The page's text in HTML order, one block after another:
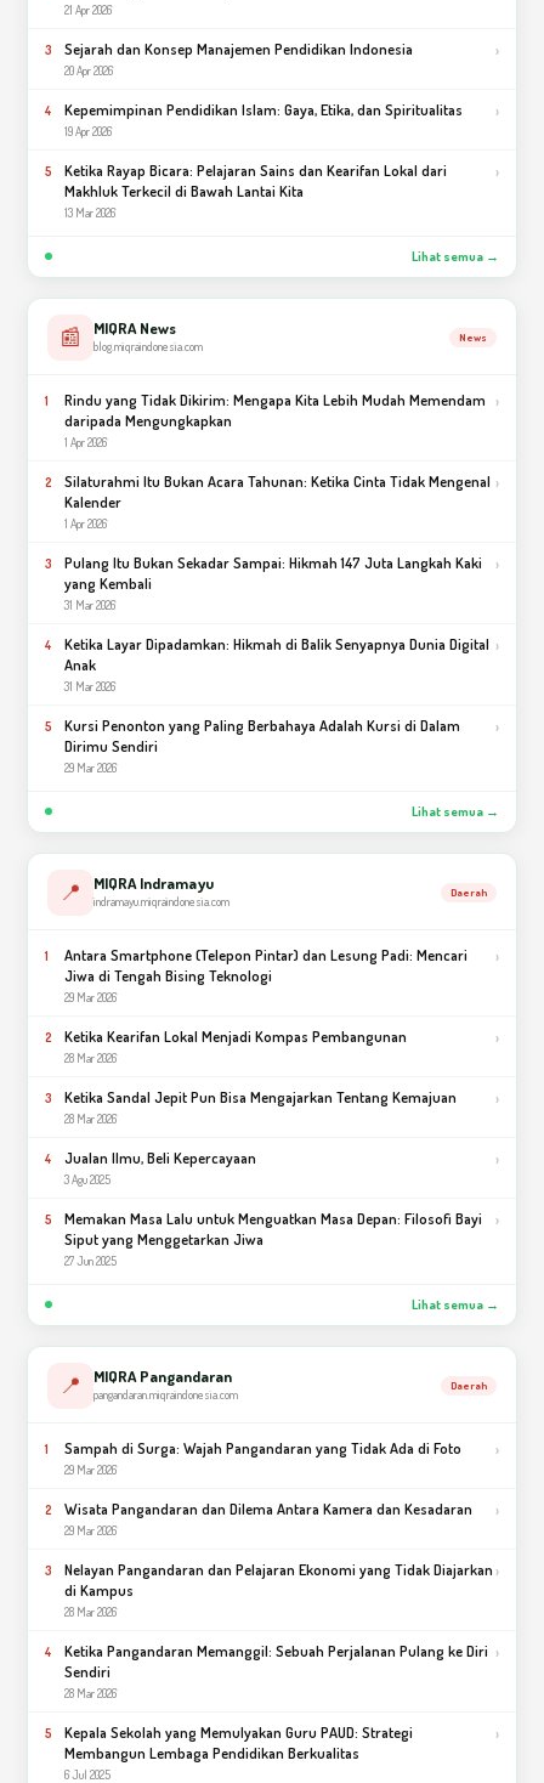
21 Apr 2026
3 Sejarah dan Konsep Manajemen Pendidikan Indonesia
20 Apr 2026
›
4 Kepemimpinan Pendidikan Islam: Gaya, Etika, dan Spiritualitas
19 Apr 2026
›
5
Ketika Rayap Bicara: Pelajaran Sains dan Kearifan Lokal dari
Makhluk Terkecil di Bawah Lantai Kita
13 Mar 2026
›
Lihat semua →
📰 MIQRA News
blog.miqraindonesia.com
News
1
Rindu yang Tidak Dikirim: Mengapa Kita Lebih Mudah Memendam
daripada Mengungkapkan
1 Apr 2026
›
2
Silaturahmi Itu Bukan Acara Tahunan: Ketika Cinta Tidak Mengenal
Kalender
1 Apr 2026
›
3
Pulang Itu Bukan Sekadar Sampai: Hikmah 147 Juta Langkah Kaki
yang Kembali
31 Mar 2026
›
4
Ketika Layar Dipadamkan: Hikmah di Balik Senyapnya Dunia Digital
Anak
31 Mar 2026
›
5
Kursi Penonton yang Paling Berbahaya Adalah Kursi di Dalam
Dirimu Sendiri
29 Mar 2026
›
Lihat semua →
📍 MIQRA Indramayu
indramayu.miqraindonesia.com
Daerah
1
Antara Smartphone (Telepon Pintar) dan Lesung Padi: Mencari
Jiwa di Tengah Bising Teknologi
29 Mar 2026
›
2 Ketika Kearifan Lokal Menjadi Kompas Pembangunan
28 Mar 2026
›
3 Ketika Sandal Jepit Pun Bisa Mengajarkan Tentang Kemajuan
28 Mar 2026
›
4 Jualan Ilmu, Beli Kepercayaan
3 Agu 2025
›
5
Memakan Masa Lalu untuk Menguatkan Masa Depan: Filosofi Bayi
Siput yang Menggetarkan Jiwa
27 Jun 2025
›
Lihat semua →
📍 MIQRA Pangandaran
pangandaran.miqraindonesia.com
Daerah
1 Sampah di Surga: Wajah Pangandaran yang Tidak Ada di Foto
29 Mar 2026
›
2 Wisata Pangandaran dan Dilema Antara Kamera dan Kesadaran
29 Mar 2026
›
3
Nelayan Pangandaran dan Pelajaran Ekonomi yang Tidak Diajarkan
di Kampus
28 Mar 2026
›
4
Ketika Pangandaran Memanggil: Sebuah Perjalanan Pulang ke Diri
Sendiri
28 Mar 2026
›
5
Kepala Sekolah yang Memulyakan Guru PAUD: Strategi
Membangun Lembaga Pendidikan Berkualitas
6 Jul 2025
›